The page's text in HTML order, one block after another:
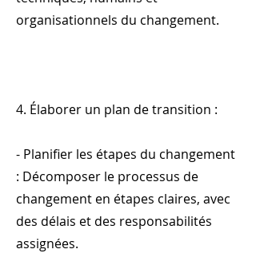
organisationnels du changement.
4. Élaborer un plan de transition :
- Planifier les étapes du changement
: Décomposer le processus de
changement en étapes claires, avec
des délais et des responsabilités
assignées.